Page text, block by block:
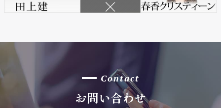
Contact
お問い合わせ